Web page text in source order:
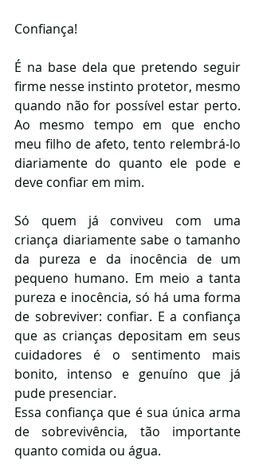
Confiança!
É na base dela que pretendo seguir
firme nesse instinto protetor, mesmo
quando não for possível estar perto.
Ao mesmo tempo em que encho
meu filho de afeto, tento relembrá-lo
diariamente do quanto ele pode e
deve confiar em mim.
Só quem já conviveu com uma
criança diariamente sabe o tamanho
da pureza e da inocência de um
pequeno humano. Em meio a tanta
pureza e inocência, só há uma forma
de sobreviver: confiar. E a confiança
que as crianças depositam em seus
cuidadores é o sentimento mais
bonito, intenso e genuíno que já
pude presenciar.
Essa confiança que é sua única arma
de sobrevivência, tão importante
quanto comida ou água.